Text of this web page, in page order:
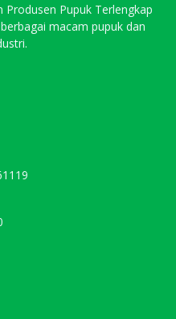
Pupuk Terlengkap
macam pupuk dan